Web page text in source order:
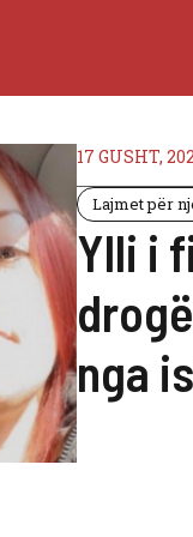
17 GUSHT,
Lajmet për
Ylli i
nga